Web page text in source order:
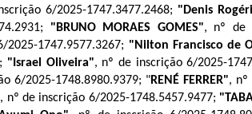
6/2025-1747.3477.2468; "Denis
"BRUNO MORAES GOMES", nº de
2025-1747.9577.3267; "Nilton Francisco de
"Israel Oliveira", nº de inscrição 6/2025-
6/2025-1748.8980.9379; "RENÉ FERRER", nº
, nº de inscrição 6/2025-1748.5457.9477;